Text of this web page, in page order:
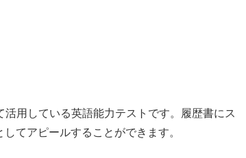
用している英語能力テストです。履歴書にス
てアピールすることができます。